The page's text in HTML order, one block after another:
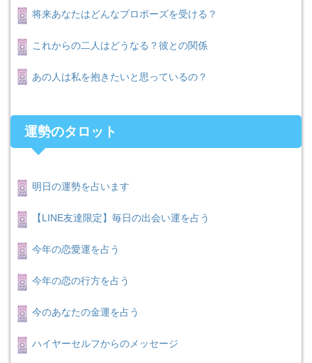
将来あなたはどんなプロポーズを受ける？
これからの二人はどうなる？彼との関係
あの人は私を抱きたいと思っているの？
運勢のタロット
明日の運勢を占います
【LINE友達限定】毎日の出会い運を占う
今年の恋愛運を占う
今年の恋の行方を占う
今のあなたの金運を占う
ハイヤーセルフからのメッセージ